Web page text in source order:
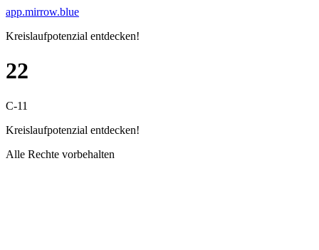
Skip
content
app.mirrow.blue
Kreislaufpotenzial entdecken!
22
C-11
Kreislaufpotenzial entdecken!
Alle Rechte vorbehalten